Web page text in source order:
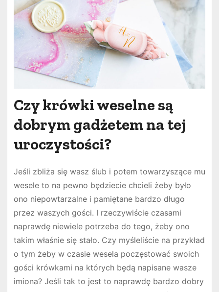
Czy krówki weselne są
dobrym gadżetem na tej
uroczystości?
Jeśli zbliża się wasz ślub i potem towarzyszące mu
wesele to na pewno będziecie chcieli żeby było
ono niepowtarzalne i pamiętane bardzo długo
przez waszych gości. I rzeczywiście czasami
naprawdę niewiele potrzeba do tego, żeby ono
takim właśnie się stało. Czy myśleliście na przykład
o tym żeby w czasie wesela poczęstować swoich
gości krówkami na których będą napisane wasze
imiona? Jeśli tak to jest to naprawdę bardzo dobry